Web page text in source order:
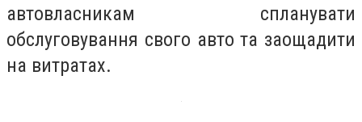
автовласникам спланувати
обслуговування свого авто та заощадити
на витратах.